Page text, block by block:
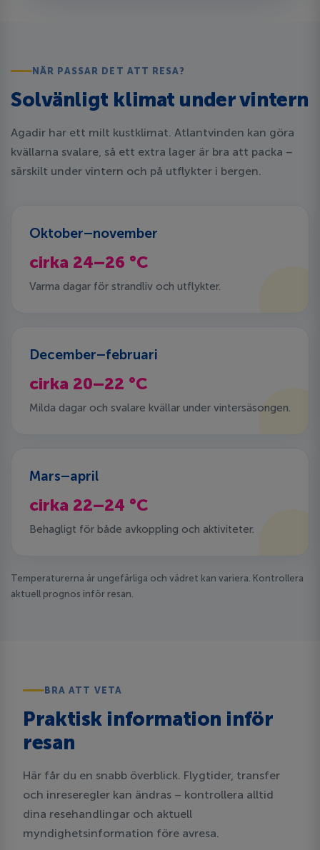
NÄR PASSAR DET ATT RESA?
Solvänligt klimat under vintern
Agadir har ett milt kustklimat. Atlantvinden kan göra
kvällarna svalare, så ett extra lager är bra att packa –
särskilt under vintern och på utflykter i bergen.
Oktober–november
cirka 24–26 °C
Varma dagar för strandliv och utflykter.
December–februari
cirka 20–22 °C
Milda dagar och svalare kvällar under vintersäsongen.
Mars–april
cirka 22–24 °C
Behagligt för både avkoppling och aktiviteter.
Temperaturerna är ungefärliga och vädret kan variera. Kontrollera
aktuell prognos inför resan.
BRA ATT VETA
Praktisk information inför
resan
Här får du en snabb överblick. Flygtider, transfer
och inreseregler kan ändras – kontrollera alltid
dina resehandlingar och aktuell
myndighetsinformation före avresa.